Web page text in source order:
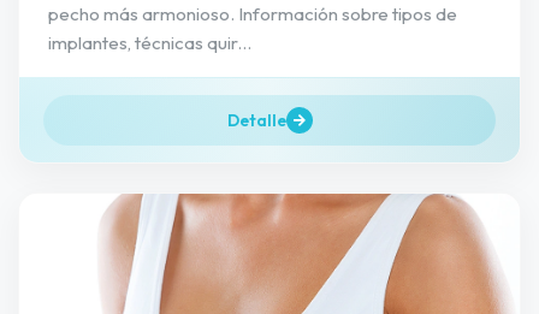
pecho más armonioso. Información sobre tipos de
implantes, técnicas quir...
Detalle